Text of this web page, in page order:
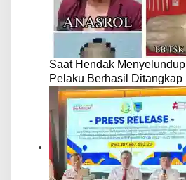
Saat Hendak
Pelaku Berhasil Ditangkap